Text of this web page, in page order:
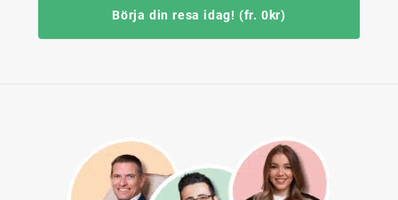
Börja din resa idag! (fr. 0kr)